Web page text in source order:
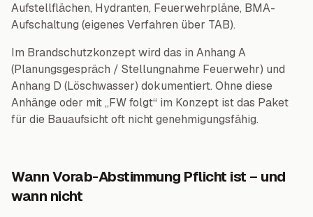
Aufstellflächen, Hydranten, Feuerwehrpläne, BMA-
Aufschaltung (eigenes Verfahren über TAB).
Im Brandschutzkonzept wird das in Anhang A
(Planungsgespräch / Stellungnahme Feuerwehr) und
Anhang D (Löschwasser) dokumentiert. Ohne diese
Anhänge oder mit „FW folgt“ im Konzept ist das Paket
für die Bauaufsicht oft nicht genehmigungsfähig.
Wann Vorab-Abstimmung Pflicht ist – und
wann nicht